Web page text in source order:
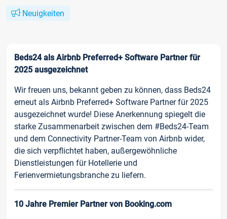
Neuigkeiten
Beds24 als Airbnb Preferred+ Software Partner für
2025 ausgezeichnet
Wir freuen uns, bekannt geben zu können, dass Beds24
erneut als Airbnb Preferred+ Software Partner für 2025
ausgezeichnet wurde! Diese Anerkennung spiegelt die
starke Zusammenarbeit zwischen dem #Beds24-Team
und dem Connectivity Partner-Team von Airbnb wider,
die sich verpflichtet haben, außergewöhnliche
Dienstleistungen für Hotellerie und
Ferienvermietungsbranche zu liefern.
10 Jahre Premier Partner von Booking.com